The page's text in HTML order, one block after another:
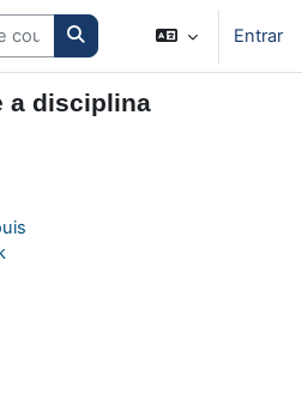
Search courses Entrar
a disciplina